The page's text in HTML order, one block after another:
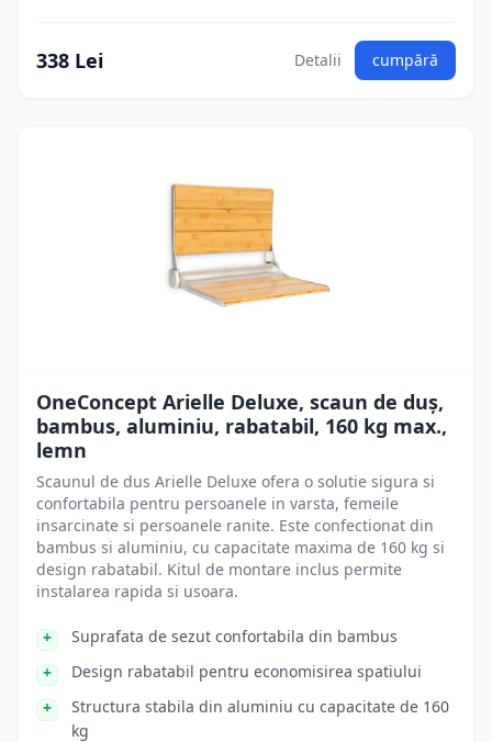
338 Lei Detalii cumpără
OneConcept Arielle Deluxe, scaun de duș,
bambus, aluminiu, rabatabil, 160 kg max.,
lemn
Scaunul de dus Arielle Deluxe ofera o solutie sigura si
confortabila pentru persoanele in varsta, femeile
insarcinate si persoanele ranite. Este confectionat din
bambus si aluminiu, cu capacitate maxima de 160 kg si
design rabatabil. Kitul de montare inclus permite
instalarea rapida si usoara.
Suprafata de sezut confortabila din bambus
Design rabatabil pentru economisirea spatiului
Structura stabila din aluminiu cu capacitate de 160
kg